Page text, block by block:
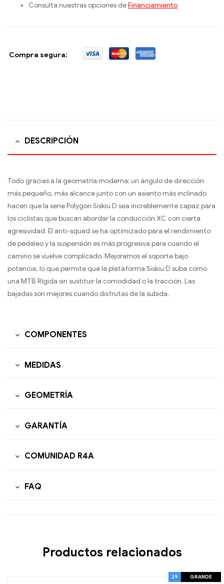
Consulta nuestras opciones deFinanciamiento
Compra segura:
DESCRIPCIÓN
Todo gracias a la geometría moderna; un ángulo de dirección
más pequeño, más alcance junto con un asiento más inclinado
hacen que la serie Polygon Siskiu D sea incre­blemente capaz para
los ciclistas que buscan abordar la conducción XC con cierta
agresividad. El anti-squad se ha optimizado para el rendimiento
de pedaleo y la suspensión es más progresiva para cuando el
camino se vuelve complicado. Mejoramos el soporte bajo
potencia, lo que permite que la plataforma Siskiu D suba como
una MTB Rígida sin sustituir la comodidad o la tracción. Las
bajadas son mejores cuando disfrutas de la subida.
COMPONENTES
MEDIDAS
GEOMETRÍA
GARANTÍA
COMUNIDAD R4A
FAQ
Productos relacionados
29 GRANDE